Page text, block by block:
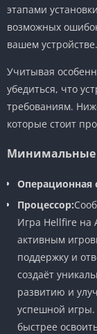
этапами
возможных
вашем устройстве.
Учитывая
убедиться, что
требованиям.
которые стоит
Минимальные
Операционная
Процессор:
Игра Hellfire на
активным
поддержку и
создаёт
развитию и
успешной игры.
быстрее